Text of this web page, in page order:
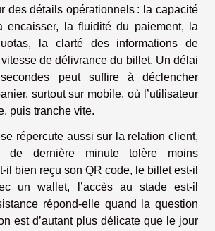
des détails opérationnels : la capacité
encaisser, la fluidité du paiement, la
la clarté des informations de
de délivrance du billet. Un délai
peut suffire à déclencher
surtout sur mobile, où l’utilisateur
puis tranche vite.
répercute aussi sur la relation client,
de dernière minute tolère moins
t-il bien reçu son QR code, le billet est-il
un wallet, l’accès au stade est-il
répond-elle quand la question
est d’autant plus délicate que le jour